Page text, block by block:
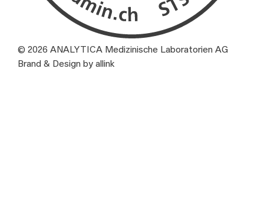
© 2026 ANALYTICA Medizinische Laboratorien AG
Brand & Design by allink